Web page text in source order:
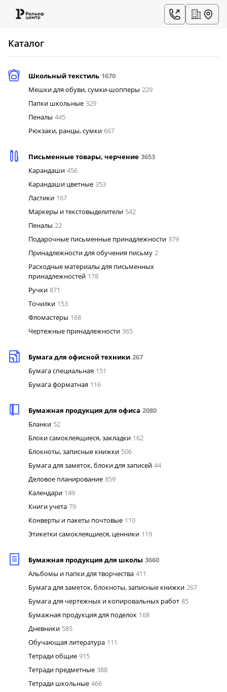
Каталог
Школьный текстиль 1670
Мешки для обуви, сумки-шопперы 229
Папки школьные 329
Пеналы 445
Рюкзаки, ранцы, сумки 667
Письменные товары, черчение 3653
Карандаши 456
Карандаши цветные 353
Ластики 167
Маркеры и текстовыделители 542
Пеналы 22
Подарочные письменные принадлежности 379
Принадлежности для обучения письму 2
Расходные материалы для письменных
принадлежностей 178
Ручки 871
Точилки 153
Фломастеры 168
Чертежные принадлежности 365
Бумага для офисной техники 267
Бумага специальная 151
Бумага форматная 116
Бумажная продукция для офиса 2080
Бланки 52
Блоки самоклеящиеся, закладки 162
Блокноты, записные книжки 506
Бумага для заметок, блоки для записей 44
Деловое планирование 859
Календари 149
Книги учета 79
Конверты и пакеты почтовые 110
Этикетки самоклеящиеся, ценники 119
Бумажная продукция для школы 3660
Альбомы и папки для творчества 411
Бумага для заметок, блокноты, записные книжки 267
Бумага для чертежных и копировальных работ 85
Бумажная продукция для поделок 168
Дневники 585
Обучающая литература 111
Тетради общие 915
Тетради предметные 388
Тетради школьные 466